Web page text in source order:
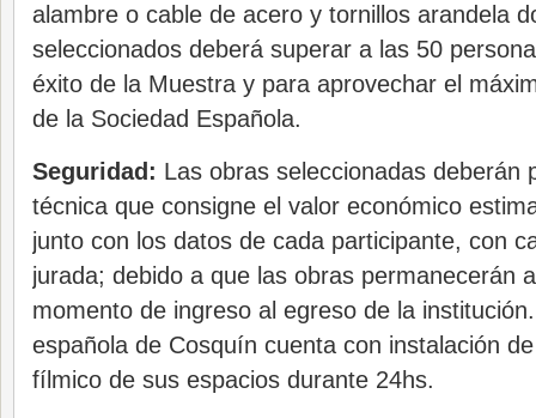
alambre o cable de acero y tornillos arandela
seleccionados deberá superar a las 50
éxito de la Muestra y para aprovechar el
de la Sociedad Española.
Seguridad: Las obras seleccionadas deberán
técnica que consigne el valor económico
junto con los datos de cada participante, con
jurada; debido a que las obras permanecerán
momento de ingreso al egreso de la
española de Cosquín cuenta con instalación
fílmico de sus espacios durante 24hs.